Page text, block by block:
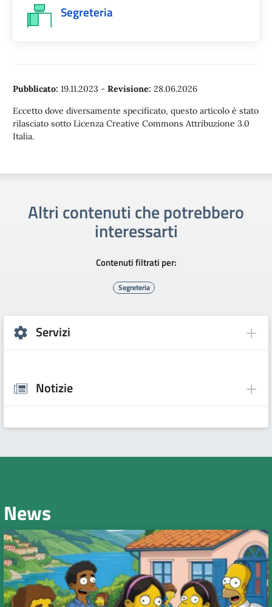
Segreteria
Pubblicato: 19.11.2023 - Revisione: 28.06.2026
Eccetto dove diversamente specificato, questo articolo è stato
rilasciato sotto Licenza Creative Commons Attribuzione 3.0
Italia.
Altri contenuti che potrebbero
interessarti
Contenuti filtrati per:
Segreteria
Servizi
Notizie
News